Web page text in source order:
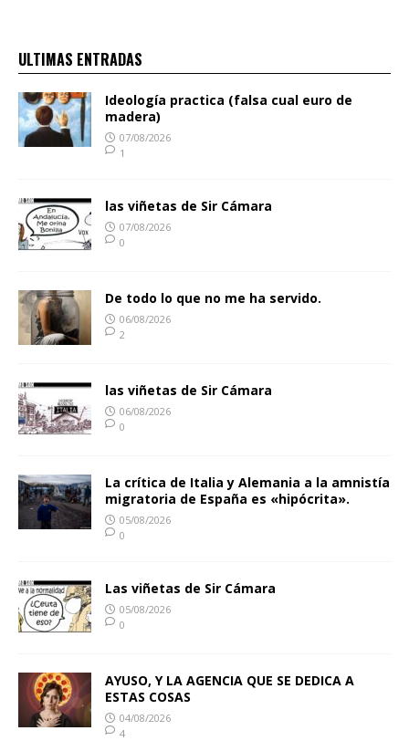
ULTIMAS ENTRADAS
Ideología practica (falsa cual euro de
madera)
07/08/2026
1
las viñetas de Sir Cámara
07/08/2026
0
De todo lo que no me ha servido.
06/08/2026
2
las viñetas de Sir Cámara
06/08/2026
0
La crítica de Italia y Alemania a la amnistía
migratoria de España es «hipócrita».
05/08/2026
0
Las viñetas de Sir Cámara
05/08/2026
0
AYUSO, Y LA AGENCIA QUE SE DEDICA A
ESTAS COSAS
04/08/2026
4